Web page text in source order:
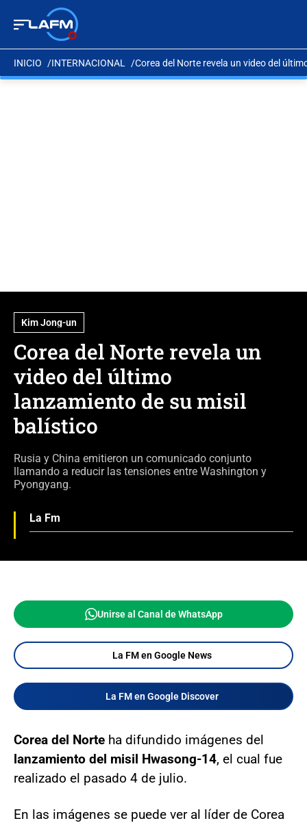
INICIO INTERNACIONAL Corea del Norte revela un video del
Kim Jong-un
Corea del Norte revela un
video del último
lanzamiento de su misil
balístico
Rusia y China emitieron un comunicado conjunto
llamando a reducir las tensiones entre Washington y
Pyongyang.
La Fm
Unirse al Canal de WhatsApp
La FM en Google News
La FM en Google Discover
Corea del Norte ha difundido imágenes del
lanzamiento del misil Hwasong-14, el cual fue
realizado el pasado 4 de julio.
En las imágenes se puede ver al líder de Corea